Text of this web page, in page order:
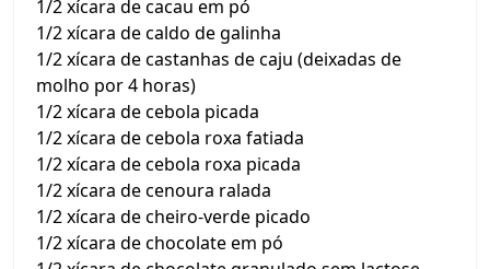
1/2 xícara de cacau em pó
1/2 xícara de caldo de galinha
1/2 xícara de castanhas de caju (deixadas de
molho por 4 horas)
1/2 xícara de cebola picada
1/2 xícara de cebola roxa fatiada
1/2 xícara de cebola roxa picada
1/2 xícara de cenoura ralada
1/2 xícara de cheiro-verde picado
1/2 xícara de chocolate em pó